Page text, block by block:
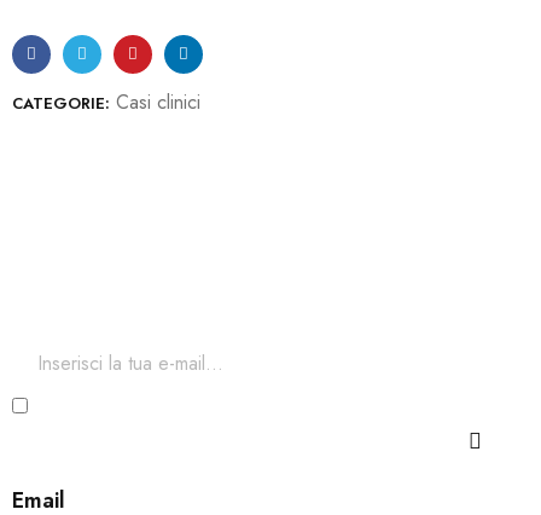
CATEGORIE: Casi clinici
Email